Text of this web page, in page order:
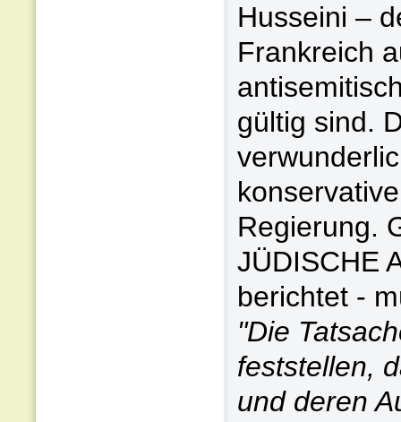
Husseini –
Frankreich
gültig sind.
Regierung.
JÜDISCHE
berichtet -
"Die
feststellen,
und deren